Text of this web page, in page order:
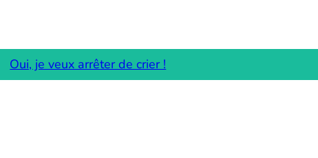
Oui, je veux arrêter de crier !